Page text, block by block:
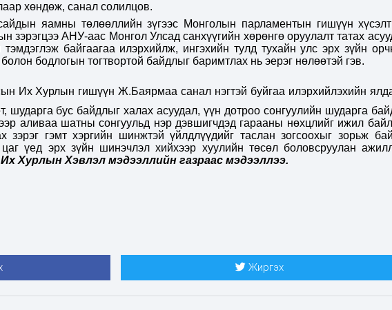
хөндөж, санал солилцов.
яамны төлөөллийн зүгээс Монголын парламентын гишүүн
зэрэгцээ АНУ-аас Монгол Улсад санхүүгийн хөрөнгө оруулалт татах
тэмдэглэж байгаагаа илэрхийлж, ингэхийн тулд тухайн улс эрх зүйн
бодлогын тогтвортой байдлыг баримтлах нь эерэг нөлөөтэй гэв.
Их Хурлын гишүүн Ж.Баярмаа санал нэгтэй буйгаа илэрхийлэхийн
шударга бус байдлыг халах асуудал, үүн дотроо сонгуулийн шударга
аливаа шатны сонгуульд нэр дэвшигчдэд гарааны нөхцлийг ижил
зэрэг гэмт хэргийн шинжтэй үйлдлүүдийг таслан зогсоохыг зорьж
үед эрх зүйн шинэчлэл хийхээр хуулийн төсөл боловсруулан
Хурлын Хэвлэл мэдээллийн газраас мэдээллээ.
Жиргэх